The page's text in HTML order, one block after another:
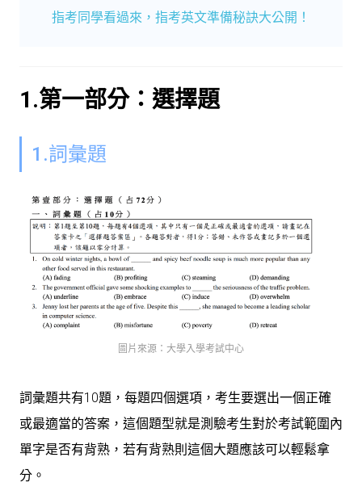
指考同學看過來，指考英文準備秘訣大公開！
1.第一部分：選擇題
1.詞彙題
圖片來源：大學入學考試中心
詞彙題共有10題，每題四個選項，考生要選出一個正確
或最適當的答案，這個題型就是測驗考生對於考試範圍內
單字是否有背熟，若有背熟則這個大題應該可以輕鬆拿
分。